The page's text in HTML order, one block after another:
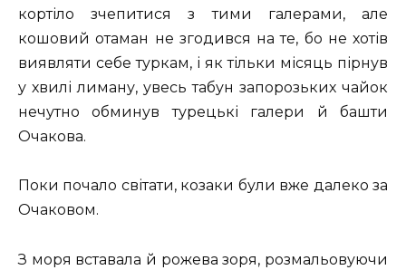
кортіло зчепитися з тими галерами, але
кошовий отаман не згодився на те, бо не хотів
виявляти себе туркам, і як тільки місяць пірнув
у хвилі лиману, увесь табун запорозьких чайок
нечутно обминув турецькі галери й башти
Очакова.
Поки почало світати, козаки були вже далеко за
Очаковом.
З моря вставала й рожева зоря, розмальовуючи